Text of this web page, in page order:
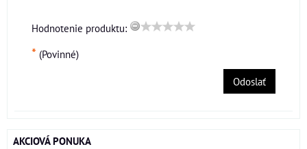
Hodnotenie produktu:
* (Povinné)
Odoslať
AKCIOVÁ PONUKA